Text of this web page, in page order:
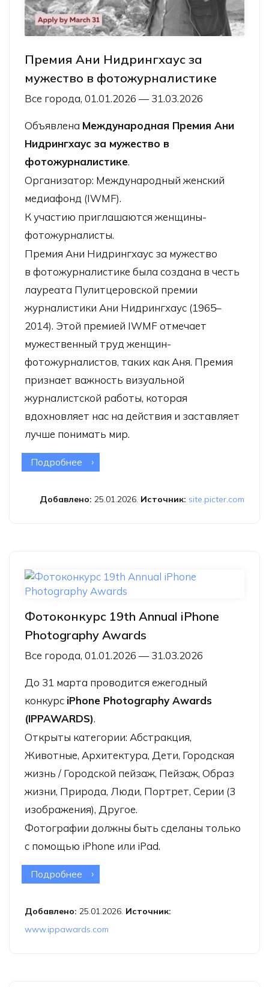
Премия Ани Нидрингхаус за
мужество в фотожурналистике
Все города, 01.01.2026 — 31.03.2026
Объявлена Международная Премия Ани
Нидрингхаус за мужество в
фотожурналистике.
Организатор: Международный женский
медиафонд (IWMF).
К участию приглашаются женщины-
фотожурналисты.
Премия Ани Нидрингхаус за мужество
в фотожурналистике была создана в честь
лауреата Пулитцеровской премии
журналистики Ани Нидрингхаус (1965–
2014). Этой премией IWMF отмечает
мужественный труд женщин-
фотожурналистов, таких как Аня. Премия
признает важность визуальной
журналистской работы, которая
вдохновляет нас на действия и заставляет
лучше понимать мир.
Подробнее о Премия Ани Нидрингхаус за
Добавлено: 25.01.2026. Источник: site.picter.com
Фотоконкурс 19th Annual iPhone
Photography Awards
Все города, 01.01.2026 — 31.03.2026
До 31 марта проводится ежегодный
конкурс iPhone Photography Awards
(IPPAWARDS).
Открыты категории: Абстракция,
Животные, Архитектура, Дети, Городская
жизнь / Городской пейзаж, Пейзаж, Образ
жизни, Природа, Люди, Портрет, Серии (3
изображения), Другое.
Фотографии должны быть сделаны только
с помощью iPhone или iPad.
Подробнее о Фотоконкурс 19th Annual iPhone
Добавлено: 25.01.2026. Источник:
www.ippawards.com